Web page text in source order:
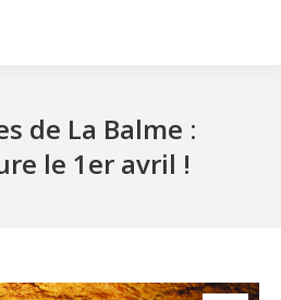
de La Balme :
le 1er avril !